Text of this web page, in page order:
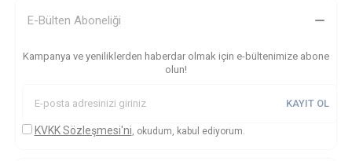
E-Bülten Aboneliği
Kampanya ve yeniliklerden haberdar olmak için e-bültenimize abone
olun!
KAYIT OL
KVKK Sözleşmesi'ni , okudum, kabul ediyorum.